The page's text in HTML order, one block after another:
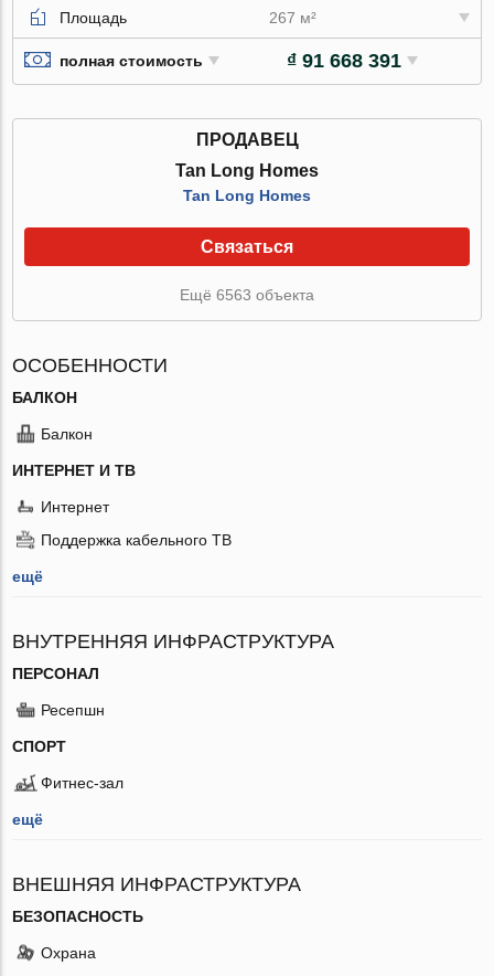
Площадь
267 м²
полная стоимость ₫ 91 668 391
ПРОДАВЕЦ
Tan Long Homes
Tan Long Homes
Связаться
Ещё 6563 объекта
ОСОБЕННОСТИ
БАЛКОН
Балкон
ИНТЕРНЕТ И ТВ
Интернет
Поддержка кабельного ТВ
ещё
ВНУТРЕННЯЯ ИНФРАСТРУКТУРА
ПЕРСОНАЛ
Ресепшн
СПОРТ
Фитнес-зал
ещё
ВНЕШНЯЯ ИНФРАСТРУКТУРА
БЕЗОПАСНОСТЬ
Охрана